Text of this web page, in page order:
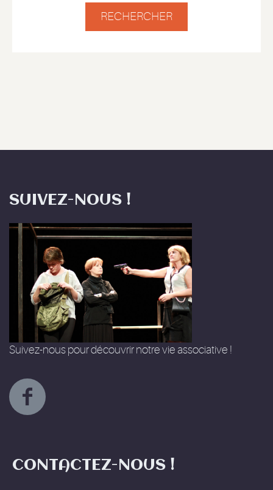
SUIVEZ-NOUS !
Suivez-nous pour découvrir notre vie associative !
CONTACTEZ-NOUS !